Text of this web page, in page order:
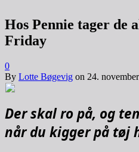
Hos Pennie tager de
Friday
0
By Lotte Bøgevig on 24.
Der skal ro på, og
når du kigger på tøj